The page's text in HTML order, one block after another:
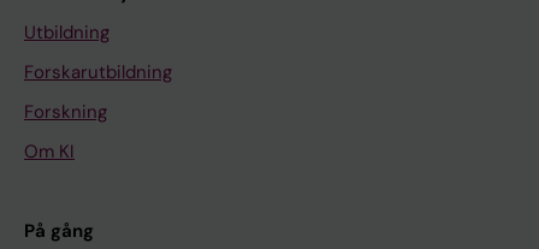
Utbildning
Forskarutbildning
Forskning
Om KI
På gång